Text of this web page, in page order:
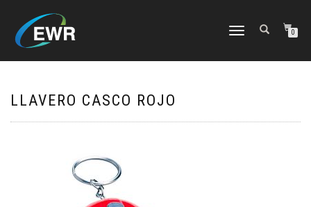
CAMBIAR
0
LLAVERO CASCO ROJO